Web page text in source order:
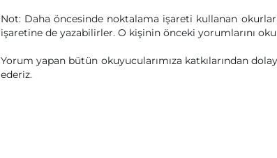
Not: Daha öncesinde noktalama işareti kullanan
işaretine de yazabilirler. O kişinin önceki yorumlarını
Yorum yapan bütün okuyucularımıza katkılarından
ederiz.